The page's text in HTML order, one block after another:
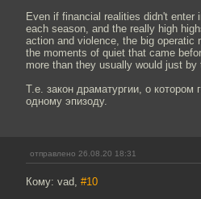
Even if financial realities didn't
each season, and the really high
action and violence, the big
the moments of quiet that came
more than they usually would just by
Т.е. закон драматургии, о
одному эпизоду.
отправлено 26.08.20 18:31
Кому: vad, #10